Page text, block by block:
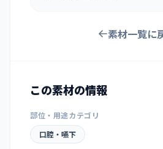
素材一覧に
この素材の情報
部位・用途カテゴリ
口腔・嚥下